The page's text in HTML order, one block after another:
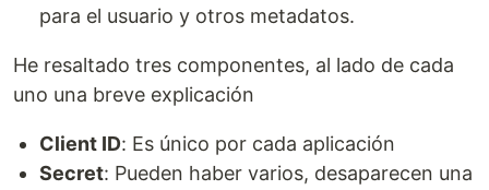
para el usuario y otros metadatos.
He resaltado tres componentes, al lado de cada
uno una breve explicación
Client ID: Es único por cada aplicación
Secret: Pueden haber varios, desaparecen una